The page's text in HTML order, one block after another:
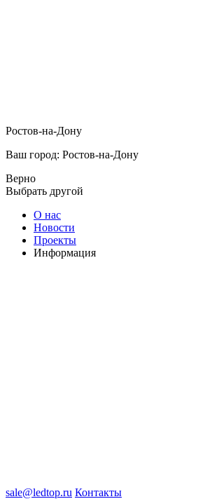
Ростов-на-Дону
Ваш город: Ростов-на-Дону
Верно
Выбрать другой
О нас
Новости
Проекты
Информация
sale@ledtop.ru Контакты